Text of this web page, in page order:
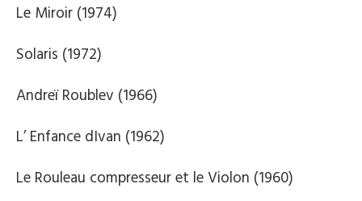
Le Miroir (1974)
Solaris (1972)
Andreï Roublev (1966)
L’ Enfance dIvan (1962)
Le Rouleau compresseur et le Violon (1960)